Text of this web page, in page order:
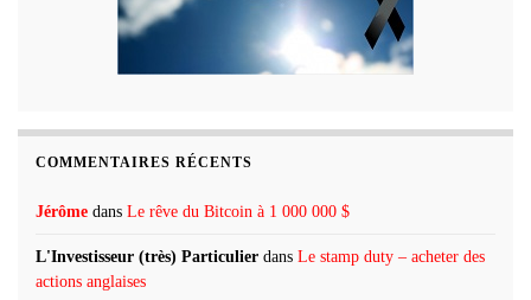
COMMENTAIRES RÉCENTS
Jérôme dans Le rêve du Bitcoin à 1 000 000 $
L'Investisseur (très) Particulier dans Le stamp duty – acheter des
actions anglaises